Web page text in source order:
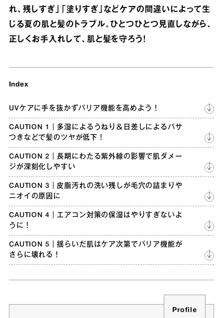
れ、残しすぎ」「塗りすぎ」などケアの間違いによって生
じる夏の肌と髪のトラブル。ひとつひとつ見直しながら、
正しくお手入れして、肌と髪を守ろう！
Index
UVケアに手を抜かずバリア機能を高めよう！
CAUTION 1｜多湿によるうねり＆日差しによるパサ
つきなどで髪のツヤが低下！
CAUTION 2｜長期にわたる紫外線の影響で肌ダメー
ジが深刻化しやすい
CAUTION 3｜皮脂汚れの洗い残しが毛穴の詰まりや
ニオイの原因に
CAUTION 4｜エアコン対策の保湿はやりすぎないよ
うに！
CAUTION 5｜揺らいだ肌はケア次第でバリア機能が
さらに壊れる！
Profile